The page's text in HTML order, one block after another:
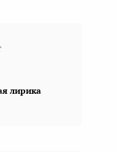
лирика